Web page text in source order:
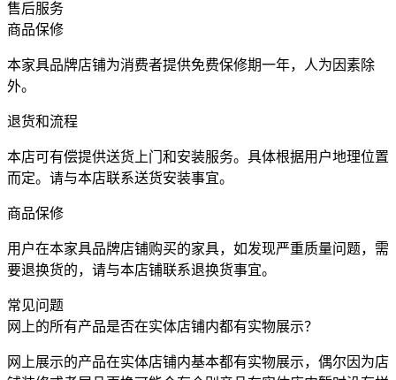
售后服务
商品保修
本家具品牌店铺为消费者提供免费保修期一年，人为因素除
外。
退货和流程
本店可有偿提供送货上门和安装服务。具体根据用户地理位置
而定。请与本店联系送货安装事宜。
商品保修
用户在本家具品牌店铺购买的家具，如发现严重质量问题，需
要退换货的，请与本店铺联系退换货事宜。
常见问题
网上的所有产品是否在实体店铺内都有实物展示？
网上展示的产品在实体店铺内基本都有实物展示，偶尔因为店